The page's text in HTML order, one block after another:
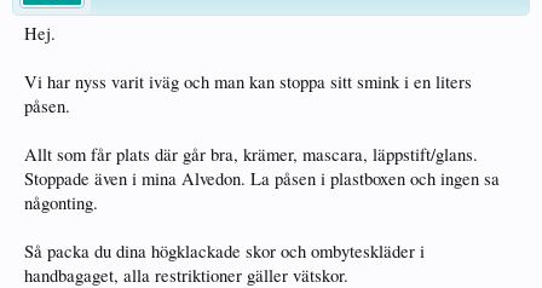
Hej.
Vi har nyss varit iväg och man kan stoppa sitt smink i en liters
påsen.
Allt som får plats där går bra, krämer, mascara, läppstift/glans.
Stoppade även i mina Alvedon. La påsen i plastboxen och ingen sa
någonting.
Så packa du dina högklackade skor och ombyteskläder i
handbagaget, alla restriktioner gäller vätskor.